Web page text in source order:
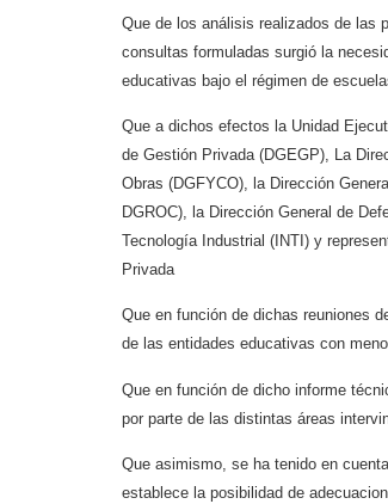
Que de los análisis realizados de las
consultas formuladas surgió la
educativas bajo el régimen de
Que a dichos efectos la Unidad
de Gestión Privada (DGEGP), La
Obras (DGFYCO), la Dirección
DGROC), la Dirección General de
Tecnología Industrial (INTI) y
Privada
Que en función de dichas reuniones
de las entidades educativas con
Que en función de dicho informe
por parte de las distintas áreas
Que asimismo, se ha tenido en
establece la posibilidad de